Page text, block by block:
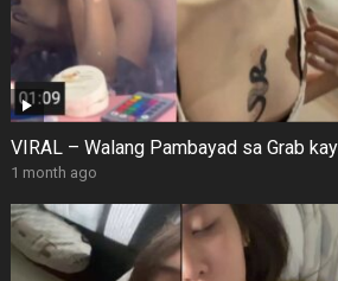
VIRAL – Walang Pambayad sa Grab
1 month ago